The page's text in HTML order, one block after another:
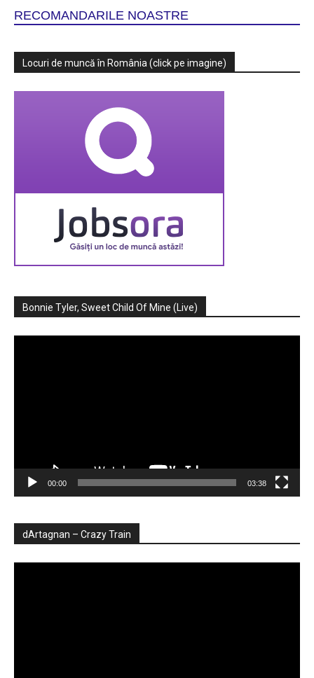
RECOMANDARILE NOASTRE
Locuri de muncă în România (click pe imagine)
Bonnie Tyler, Sweet Child Of Mine (Live)
00:00 03:38
dArtagnan – Crazy Train